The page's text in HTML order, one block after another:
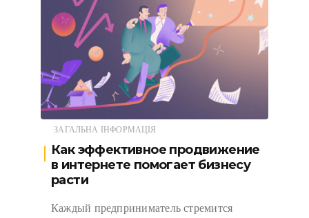
ЗАГАЛЬНА ІНФОРМАЦІЯ
Как эффективное продвижение
в интернете помогает бизнесу
расти
Каждый предприниматель стремится